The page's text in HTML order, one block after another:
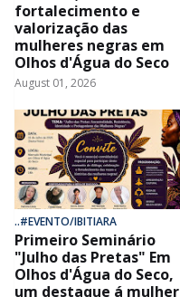
fortalecimento e
valorização das
mulheres negras em
Olhos d'Água do Seco
August 01, 2026
..#EVENTO/IBITIARA
Primeiro Seminário
"Julho das Pretas" Em
Olhos d'Água do Seco,
um destaque á mulher